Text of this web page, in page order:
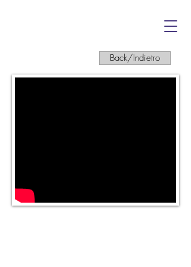
Back/Indietro